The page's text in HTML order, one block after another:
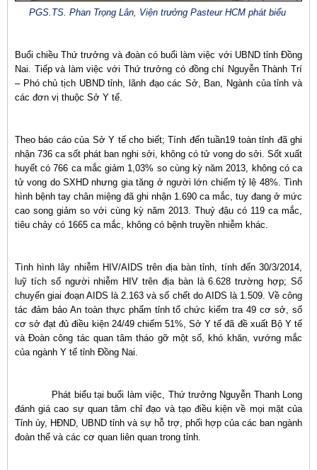
PGS.TS. Phan Trọng Lân, Viện trưởng Pasteur HCM phát biểu
Buổi chiều Thứ trưởng và đoàn có buổi làm việc với UBND tỉnh Đồng
Nai. Tiếp và làm việc với Thứ trưởng có đồng chí Nguyễn Thành Trí
– Phó chủ tịch UBND tỉnh, lãnh đạo các Sở, Ban, Ngành của tỉnh và
các đơn vị thuộc Sở Y tế.
Theo báo cáo của Sở Y tế cho biết; Tính đến tuần19 toàn tỉnh đã ghi
nhận 736 ca sốt phát ban nghi sởi, không có tử vong do sởi. Sốt xuất
huyết có 766 ca mắc giảm 1,03% so cùng kỳ năm 2013, không có ca
tử vong do SXHD nhưng gia tăng ở người lớn chiếm tỷ lệ 48%. Tình
hình bệnh tay chân miệng đã ghi nhận 1.690 ca mắc, tuy đang ở mức
cao song giảm so với cùng kỳ năm 2013. Thuỷ đậu có 119 ca mắc,
tiêu chảy có 1665 ca mắc, không có bệnh truyền nhiễm khác.
Tình hình lây nhiễm HIV/AIDS trên địa bàn tỉnh, tính đến 30/3/2014,
luỹ tích số người nhiễm HIV trên địa bàn là 6.628 trường hợp; Số
chuyển giai đoạn AIDS là 2.163 và số chết do AIDS là 1.509. Về công
tác đảm bảo An toàn thực phẩm tỉnh tổ chức kiểm tra 49 cơ sở, số
cơ sở đạt đủ điều kiện 24/49 chiếm 51%, Sở Y tế đã đề xuất Bộ Y tế
và Đoàn công tác quan tâm tháo gỡ một số, khó khăn, vướng mắc
của ngành Y tế tỉnh Đồng Nai.
Phát biểu tại buổi làm việc, Thứ trưởng Nguyễn Thanh Long
đánh giá cao sự quan tâm chỉ đạo và tạo điều kiện về mọi mặt của
Tỉnh ủy, HĐND, UBND tỉnh và sự hỗ trợ, phối hợp của các ban ngành
đoàn thể và các cơ quan liên quan trong tỉnh.